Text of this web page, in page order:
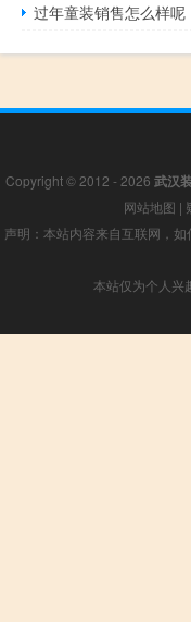
过年童装销售怎么样呢
Copyright © 2012 - 2026 武汉
网站地图 |
声明：本站内容来自互联网，
本站仅为个人兴